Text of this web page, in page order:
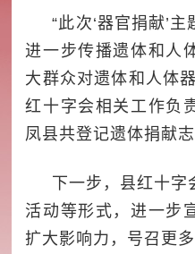
“此次‘器官捐献’
进一步传播遗体和人
大群众对遗体和人体
红十字会相关工作负
凤县共登记遗体捐献
下一步，县红十
活动等形式，进一步
扩大影响力，号召更多